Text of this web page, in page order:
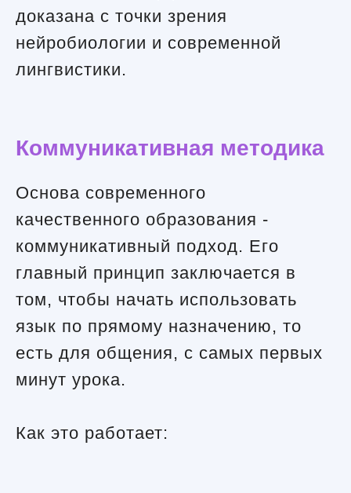
доказана с точки зрения
нейробиологии и современной
лингвистики.
Коммуникативная методика
Основа современного
качественного образования -
коммуникативный подход. Его
главный принцип заключается в
том, чтобы начать использовать
язык по прямому назначению, то
есть для общения, с самых первых
минут урока.
Как это работает: